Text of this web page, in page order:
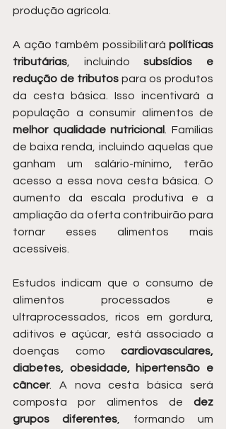
produção agrícola.
A ação também possibilitará políticas
tributárias , incluindo subsídios e
redução de tributos para os produtos
da cesta básica. Isso incentivará a
melhor qualidade nutricional
. Famílias
de baixa renda, incluindo aquelas que
ganham um salário-mínimo, terão
acesso a essa nova cesta básica. O
aumento da escala produtiva e a
ampliação da oferta contribuirão para
tornar esses alimentos mais
acessíveis.
Estudos indicam que o consumo de
alimentos processados e
ultraprocessados, ricos em gordura,
aditivos e açúcar, está associado a
doenças como cardiovasculares,
diabetes, obesidade, hipertensão e
câncer. A nova cesta básica será
composta por alimentos de dez
grupos diferentes , formando um